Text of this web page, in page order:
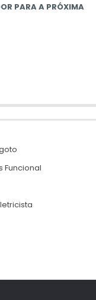
PARA A PRÓXIMA
Funcional